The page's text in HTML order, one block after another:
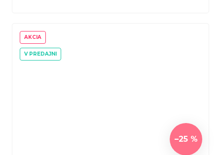
AKCIA
V PREDAJNI
–25 %